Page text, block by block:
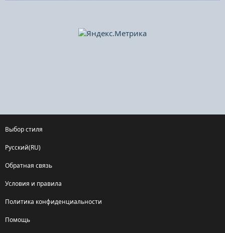
Выбор стиля
Русский(RU)
Обратная связь
Условия и правила
Политика конфиденциальности
Помощь